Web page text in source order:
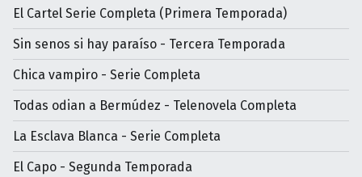
El Cartel Serie Completa (Primera Temporada)
Sin senos si hay paraíso - Tercera Temporada
Chica vampiro - Serie Completa
Todas odian a Bermúdez - Telenovela Completa
La Esclava Blanca - Serie Completa
El Capo - Segunda Temporada